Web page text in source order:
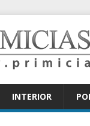
INTERIOR